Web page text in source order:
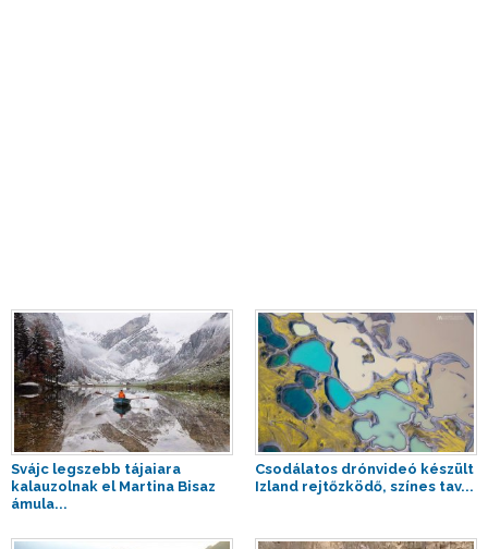
Svájc legszebb tájaiara
kalauzolnak el Martina Bisaz
ámula...
Csodálatos drónvideó készült
Izland rejtőzködő, színes tav...